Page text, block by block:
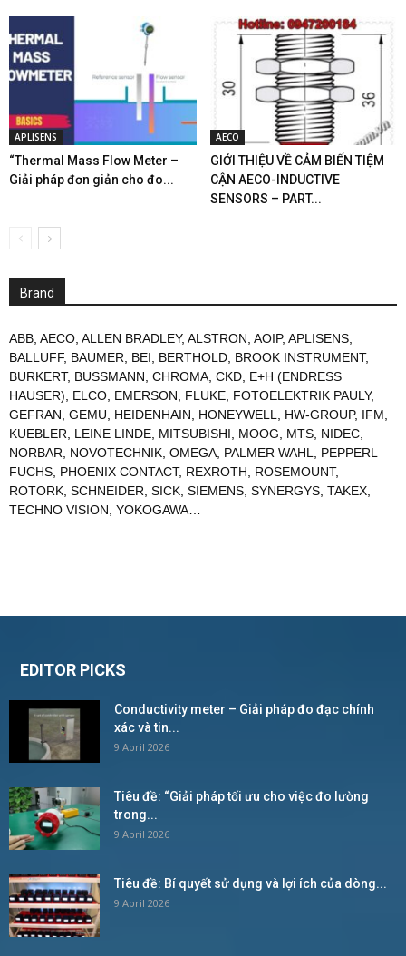
APLISENS
“Thermal Mass Flow Meter –
Giải pháp đơn giản cho đo...
AECO
GIỚI THIỆU VỀ CẢM BIẾN TIỆM
CẬN AECO-INDUCTIVE
SENSORS – PART...
Brand
ABB, AECO, ALLEN BRADLEY, ALSTRON, AOIP, APLISENS,
BALLUFF, BAUMER, BEI, BERTHOLD, BROOK INSTRUMENT,
BURKERT, BUSSMANN, CHROMA, CKD, E+H (ENDRESS
HAUSER), ELCO, EMERSON, FLUKE, FOTOELEKTRIK PAULY,
GEFRAN, GEMU, HEIDENHAIN, HONEYWELL, HW-GROUP, IFM,
KUEBLER, LEINE LINDE, MITSUBISHI, MOOG, MTS, NIDEC,
NORBAR, NOVOTECHNIK, OMEGA, PALMER WAHL, PEPPERL
FUCHS, PHOENIX CONTACT, REXROTH, ROSEMOUNT,
ROTORK, SCHNEIDER, SICK, SIEMENS, SYNERGYS, TAKEX,
TECHNO VISION, YOKOGAWA…
EDITOR PICKS
Conductivity meter – Giải pháp đo đạc chính
xác và tin...
9 April 2026
Tiêu đề: “Giải pháp tối ưu cho việc đo lường
trong...
9 April 2026
Tiêu đề: Bí quyết sử dụng và lợi ích của dòng...
9 April 2026